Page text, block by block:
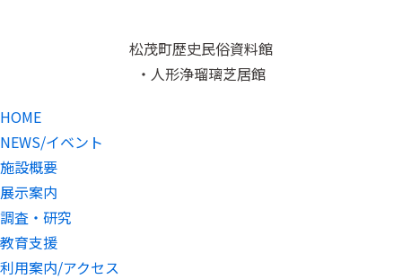
松茂町歴史民俗資料館
・人形浄瑠璃芝居館
HOME
NEWS/イベント
施設概要
展示案内
調査・研究
教育支援
利用案内/アクセス